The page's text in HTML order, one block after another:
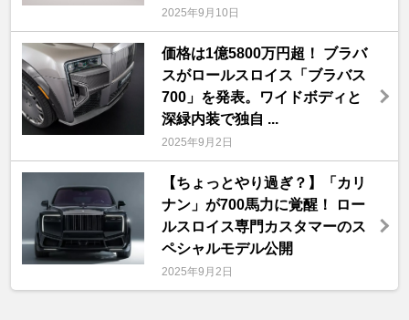
2025年9月10日
価格は1億5800万円超！ ブラバ
スがロールスロイス「ブラバス
700」を発表。ワイドボディと
深緑内装で独自 ...
2025年9月2日
【ちょっとやり過ぎ？】「カリ
ナン」が700馬力に覚醒！ ロー
ルスロイス専門カスタマーのス
ペシャルモデル公開
2025年9月2日